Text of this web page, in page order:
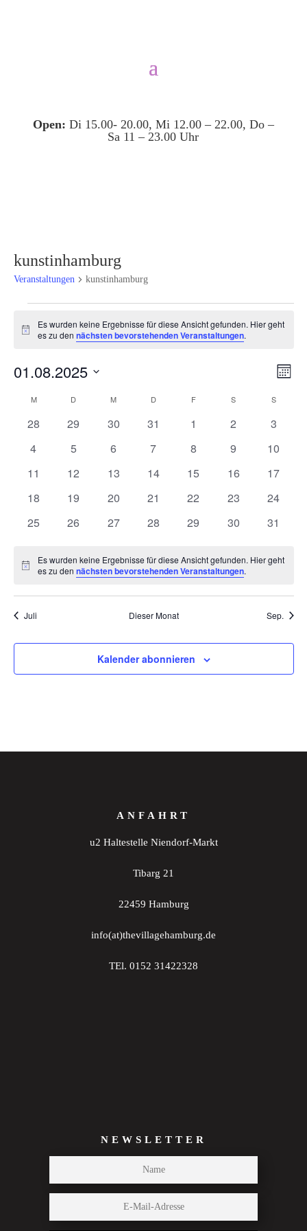
Open: Di 15.00- 20.00, Mi 12.00 – 22.00, Do –
Sa 11 – 23.00 Uhr
kunstinhamburg
Veranstaltungen kunstinhamburg
Hinweis
Es wurden keine Ergebnisse für diese Ansicht gefunden. Hier geht
es zu dennächsten bevorstehenden Veranstaltungen.
Monat
01.08.2025
wählen.
Kalender
von
MMONTAG D DIENSTAGM MITTWOCH
DDONNERSTAG
FFREITAG S SAMSTAGS
0
28
0
29
0
30
0
31
0
1
0
2
0
3
0
4
0
5
0
6
0
7
0
8
0
9
0
10
0
11
0
12
0
13
0
14
0
15
0
16
0
17
0
18
0
19
0
20
0
21
0
22
0
23
0
24
0
25
0
26
0
27
0
28
0
29
0
30
0
31
Hinweis
Es wurden keine Ergebnisse für diese Ansicht gefunden. Hier geht
es zu dennächsten bevorstehenden Veranstaltungen.
Juli Dieser Monat Sep.
Kalender abonnieren
ANFAHRT
u2 Haltestelle Niendorf-Markt
Tibarg 21
22459 Hamburg
info(at)thevillagehamburg.de
TEl. 0152 31422328
NEWSLETTER